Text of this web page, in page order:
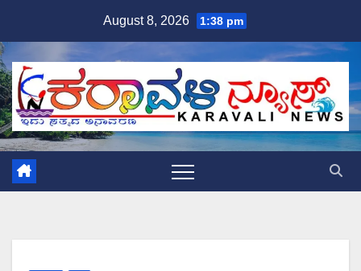
content
August 8, 2026 1:38 pm